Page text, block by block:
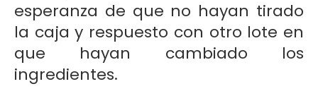
esperanza de que no hayan tirado
la caja y respuesto con otro lote en
que hayan cambiado los
ingredientes.